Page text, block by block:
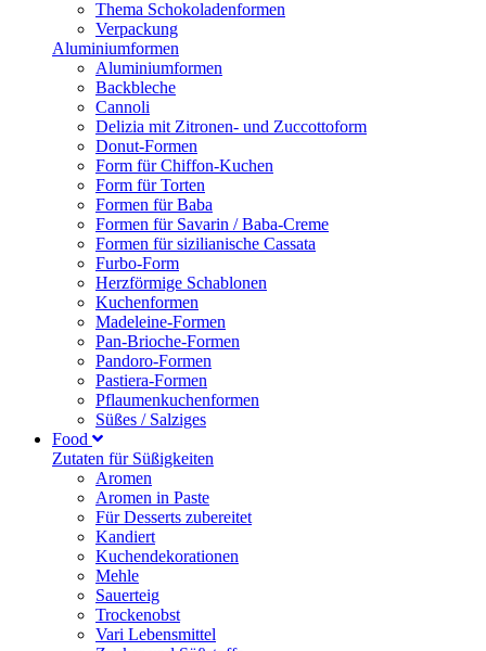
Thema Schokoladenformen
Verpackung
Aluminiumformen
Aluminiumformen
Backbleche
Cannoli
Delizia mit Zitronen- und Zuccottoform
Donut-Formen
Form für Chiffon-Kuchen
Form für Torten
Formen für Baba
Formen für Savarin / Baba-Creme
Formen für sizilianische Cassata
Furbo-Form
Herzförmige Schablonen
Kuchenformen
Madeleine-Formen
Pan-Brioche-Formen
Pandoro-Formen
Pastiera-Formen
Pflaumenkuchenformen
Süßes / Salziges
Food
Zutaten für Süßigkeiten
Aromen
Aromen in Paste
Für Desserts zubereitet
Kandiert
Kuchendekorationen
Mehle
Sauerteig
Trockenobst
Vari Lebensmittel